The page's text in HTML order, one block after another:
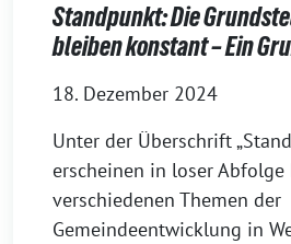
Standpunkt: Die
bleiben konstant – Ein
18. Dezember 2024
Unter der Überschrift
erscheinen in loser Abfolge
verschiedenen Themen der
Gemeindeentwicklung in